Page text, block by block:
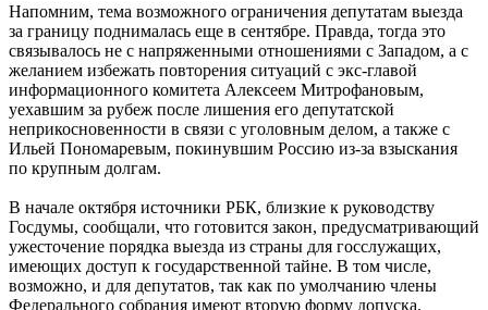
Напомним, тема возможного ограничения депутатам выезда
за границу поднималась еще в сентябре. Правда, тогда это
связывалось не с напряженными отношениями с Западом, а с
желанием избежать повторения ситуаций с экс-главой
информационного комитета Алексеем Митрофановым,
уехавшим за рубеж после лишения его депутатской
неприкосновенности в связи с уголовным делом, а также с
Ильей Пономаревым, покинувшим Россию из-за взыскания
по крупным долгам.
В начале октября источники РБК, близкие к руководству
Госдумы, сообщали, что готовится закон, предусматривающий
ужесточение порядка выезда из страны для госслужащих,
имеющих доступ к государственной тайне. В том числе,
возможно, и для депутатов, так как по умолчанию члены
Федерального собрания имеют вторую форму допуска.